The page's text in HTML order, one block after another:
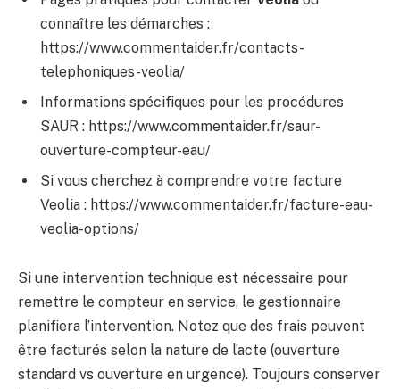
connaître les démarches :
https://www.commentaider.fr/contacts-
telephoniques-veolia/
Informations spécifiques pour les procédures
SAUR : https://www.commentaider.fr/saur-
ouverture-compteur-eau/
Si vous cherchez à comprendre votre facture
Veolia : https://www.commentaider.fr/facture-eau-
veolia-options/
Si une intervention technique est nécessaire pour
remettre le compteur en service, le gestionnaire
planifiera l’intervention. Notez que des frais peuvent
être facturés selon la nature de l’acte (ouverture
standard vs ouverture en urgence). Toujours conserver